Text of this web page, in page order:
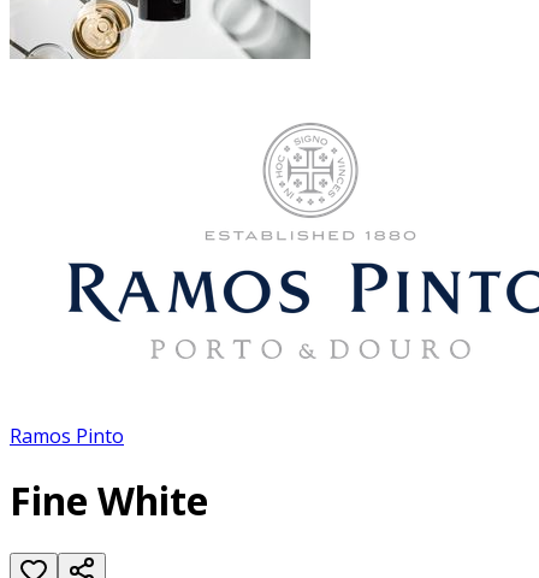
Ramos Pinto
Fine White